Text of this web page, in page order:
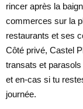
rincer après la
commerces sur la
restaurants et ses
Côté privé, Castel
transats et parasols
et en-cas si tu
journée.